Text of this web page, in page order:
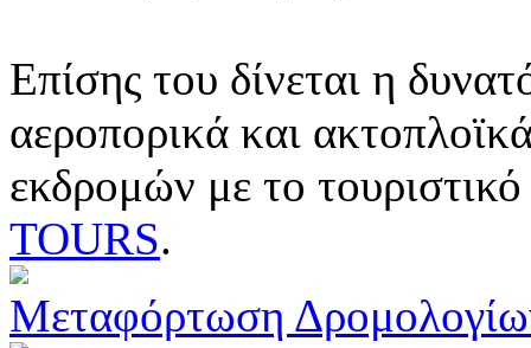
Επίσης του δίνεται η
αεροπορικά και
εκδρομών με το
TOURS.
Μεταφόρτωση